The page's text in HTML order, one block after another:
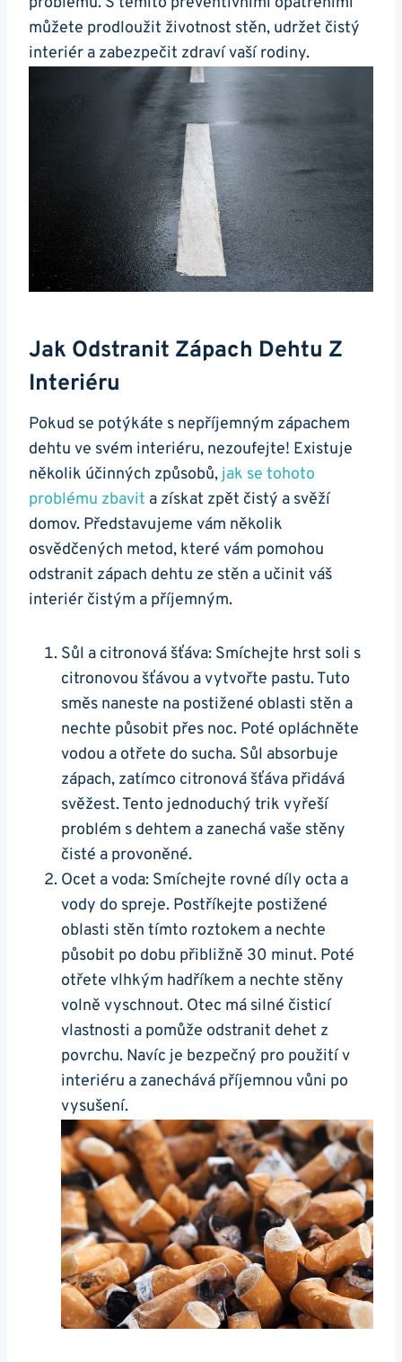
‌můžete prodloužit životnost stěn,⁣ udržet čistý​
interiér ⁢a zabezpečit zdraví vaší⁢ rodiny.
Jak Odstranit Zápach Dehtu⁤ Z
Interiéru
Pokud se potýkáte ‍s nepříjemným zápachem
dehtu‍ ve svém interiéru, nezoufejte! Existuje
několik účinných způsobů, jak ⁣se ‌tohoto
problému zbavit a získat‌ zpět⁣ čistý⁣ a svěží
domov. ‌Představujeme vám několik
osvědčených metod, které vám pomohou
odstranit zápach dehtu ze stěn a učinit váš
interiér čistým a příjemným.
Sůl⁤ a citronová šťáva: Smíchejte ‍hrst ​soli ​s
citronovou ‌šťávou a‍ vytvořte ‍pastu. Tuto
⁢směs naneste na ⁣postižené oblasti stěn a
nechte působit přes noc. Poté⁤ opláchněte
vodou ⁣a otřete do sucha. ​Sůl‍ absorbuje
zápach, zatímco citronová šťáva​ přidává
svěžest. Tento jednoduchý⁣ trik ‍vyřeší
problém s dehtem a zanechá vaše stěny
⁤čisté ⁢a‌ provoněné.
Ocet ⁤a voda: Smíchejte rovné díly octa a
⁣vody do spreje. Postříkejte‌ postižené⁢
oblasti stěn tímto ‍roztokem a nechte
působit ⁢po dobu přibližně 30 minut. Poté
otřete vlhkým ⁤hadříkem a nechte stěny
volně vyschnout. Otec má‍ silné čisticí
vlastnosti a ⁣pomůže⁤ odstranit dehet z
povrchu. Navíc je ‌bezpečný⁣ pro použití v
interiéru a zanechává příjemnou vůni po
vysušení.